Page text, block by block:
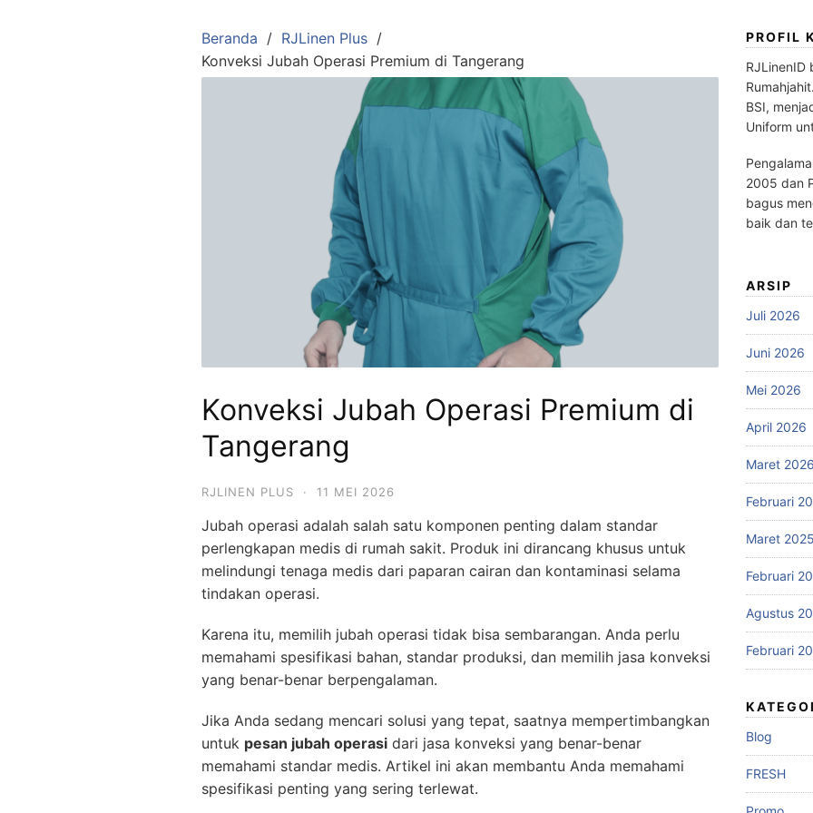
Beranda
RJLinen Plus
Konveksi Jubah Operasi Premium di Tangerang
Konveksi Jubah Operasi Premium di
Tangerang
RJLINEN PLUS · 11 MEI 2026
Jubah operasi adalah salah satu komponen penting dalam standar
perlengkapan medis di rumah sakit. Produk ini dirancang khusus untuk
melindungi tenaga medis dari paparan cairan dan kontaminasi selama
tindakan operasi.
Karena itu, memilih jubah operasi tidak bisa sembarangan. Anda perlu
memahami spesifikasi bahan, standar produksi, dan memilih jasa konveksi
yang benar-benar berpengalaman.
Jika Anda sedang mencari solusi yang tepat, saatnya mempertimbangkan
untuk pesan jubah operasi dari jasa konveksi yang benar-benar
memahami standar medis. Artikel ini akan membantu Anda memahami
spesifikasi penting yang sering terlewat.
PROFIL
RJLinenID
BSI,
Uniform
2005 dan
bagus
baik dan
ARSIP
Juli 2026
Juni 2026
Mei 2026
April 2026
Maret 2026
Februari
Maret 2025
Februari
Agustus
Februari
Blog
FRESH